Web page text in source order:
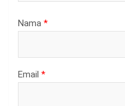
Nama *
Email *